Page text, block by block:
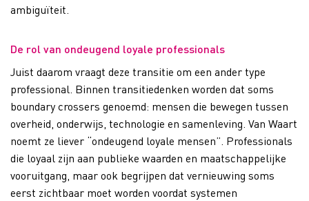
ambiguïteit.
De rol van ondeugend loyale professionals
Juist daarom vraagt deze transitie om een ander type
professional. Binnen transitiedenken worden dat soms
boundary crossers genoemd: mensen die bewegen tussen
overheid, onderwijs, technologie en samenleving. Van Waart
noemt ze liever “ondeugend loyale mensen”. Professionals
die loyaal zijn aan publieke waarden en maatschappelijke
vooruitgang, maar ook begrijpen dat vernieuwing soms
eerst zichtbaar moet worden voordat systemen